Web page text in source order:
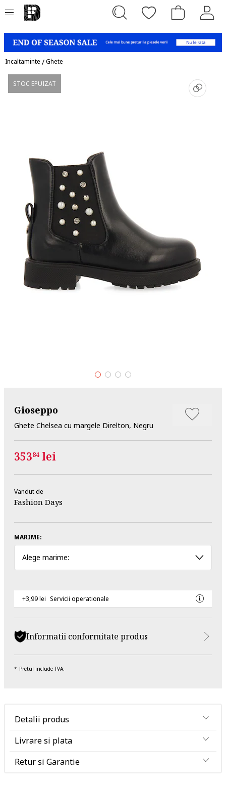
Incaltaminte /Ghete
STOC EPUIZAT
Gioseppo
Ghete Chelsea cu margele Direlton, Negru
35384 lei
Vandut de
Fashion Days
MARIME:
Alege marime:
+3,99 lei Servicii operationale
Informatii conformitate produs
Pretul include TVA.
Detalii produs
Livrare si plata
Retur si Garantie